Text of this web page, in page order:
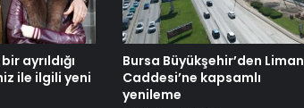
ayrıldığı
ile ilgili yeni
Bursa Büyükşehir’den Liman
Caddesi’ne kapsamlı
yenileme